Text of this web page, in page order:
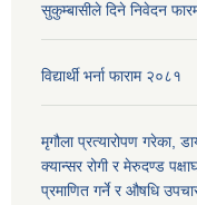
सुकुम्बासीले दिने निवेदन
विद्यार्थी भर्ना फाराम २०८१
मृगौला प्रत्यारोपण गरेका,
क्यान्सर रोगी र मेरुदण्ड
प्रमाणित गर्ने र औषधि